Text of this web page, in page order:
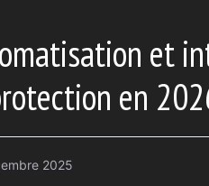
et
en
2025